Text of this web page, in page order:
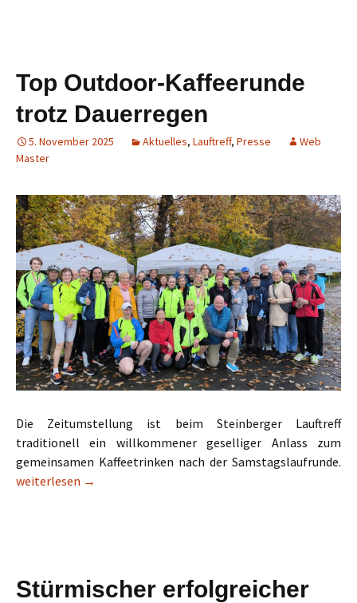
Top Outdoor-Kaffeerunde
trotz Dauerregen
5. November 2025 Aktuelles, Lauftreff, Presse
Web
Master
Die Zeitumstellung ist beim Steinberger Lauftreff
traditionell ein willkommener geselliger Anlass zum
gemeinsamen Kaffeetrinken nach der Samstagslaufrunde.
Top Outdoor-Kaffeerunde trotz Dauerregen
weiterlesen →
Stürmischer erfolgreicher